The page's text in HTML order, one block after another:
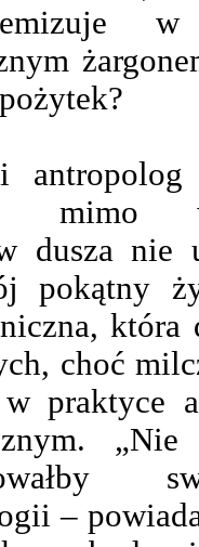
w
mimo
dusza nie
pokątny
która
choć
praktyce
–